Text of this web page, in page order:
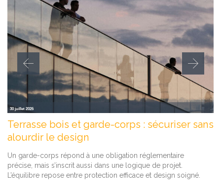
30 juillet 2026
Terrasse bois et garde-corps : sécuriser sans
alourdir le design
Un garde-corps répond à une obligation réglementaire
précise, mais s’inscrit aussi dans une logique de projet.
L’équilibre repose entre protection efficace et design soigné.